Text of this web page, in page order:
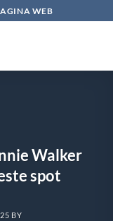
WEB
Walker
spot
BY